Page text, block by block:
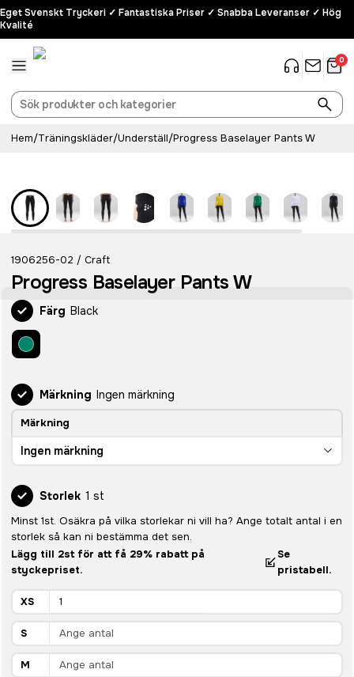
Eget Svenskt Tryckeri ✓ Fantastiska Priser ✓ Snabba Leveranser ✓ Hög
Kvalité
0
Hem/Träningskläder/Underställ/Progress Baselayer Pants W
1906256-02 / Craft
Progress Baselayer Pants W
Färg Black
Märkning Ingen märkning
Märkning
Ingen märkning
Storlek 1 st
Minst 1st. Osäkra på vilka storlekar ni vill ha? Ange totalt antal i en
storlek så kan ni bestämma det sen.
Lägg till 2st för att få 29% rabatt på
styckepriset.
Se
pristabell.
XS
S
M